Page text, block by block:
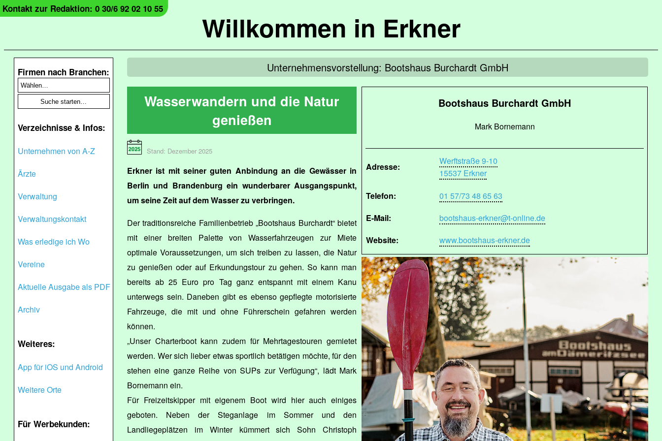
Willkommen in Erkner
Kontakt zur Redaktion: 0 30/6 92 02 10 55
Firmen nach Branchen:
Verzeichnisse & Infos:
Unternehmen von A-Z
Ärzte
Verwaltung
Verwaltungskontakt
Was erledige ich Wo
Vereine
Aktuelle Ausgabe als PDF
Archiv
Weiteres:
App für iOS und Android
Weitere Orte
Für Werbekunden:
Unternehmensvorstellung: Bootshaus Burchardt GmbH
Bootshaus Burchardt GmbH
Mark Bornemann
Adresse:
Werftstraße 9-10
15537 Erkner
Telefon:
01 57/73 48 65 63
E-Mail:
bootshaus-erkner@t-online.de
Website:
www.bootshaus-erkner.de
Wasserwandern und die Natur
genießen
Stand: Dezember 2025
Erkner ist mit seiner guten Anbindung an die Gewässer in
Berlin und Brandenburg ein wunderbarer Ausgangspunkt,
um seine Zeit auf dem Wasser zu verbringen.
Der traditionsreiche Familienbetrieb „Bootshaus Burchardt“ bietet
mit einer breiten Palette von Wasserfahrzeugen zur Miete
optimale Voraussetzungen, um sich treiben zu lassen, die Natur
zu genießen oder auf Erkundungstour zu gehen. So kann man
bereits ab 25 Euro pro Tag ganz entspannt mit einem Kanu
unterwegs sein. Daneben gibt es ebenso gepflegte motorisierte
Fahrzeuge, die mit und ohne Führerschein gefahren werden
können.
„Unser Charterboot kann zudem für Mehrtagestouren gemietet
werden. Wer sich lieber etwas sportlich betätigen möchte, für den
stehen eine ganze Reihe von SUPs zur Verfügung“, lädt Mark
Bornemann ein.
Für Freizeitskipper mit eigenem Boot wird hier auch einiges
geboten. Neben der Steganlage im Sommer und den
Landliegeplätzen im Winter kümmert sich Sohn Christoph